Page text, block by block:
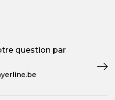
question par